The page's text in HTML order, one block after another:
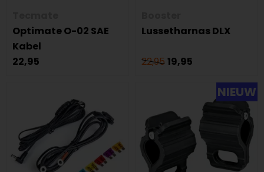
Optimate O-02 SAE
Kabel
22,95
Lussetharnas DLX
22,9519,95
NIEUW